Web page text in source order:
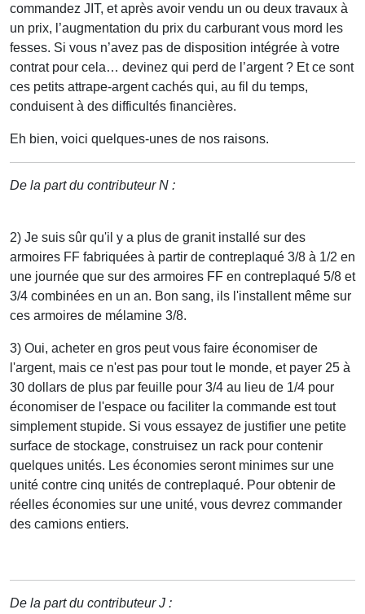
commandez JIT, et après avoir vendu un ou deux travaux à
un prix, l’augmentation du prix du carburant vous mord les
fesses. Si vous n’avez pas de disposition intégrée à votre
contrat pour cela… devinez qui perd de l’argent ? Et ce sont
ces petits attrape-argent cachés qui, au fil du temps,
conduisent à des difficultés financières.
Eh bien, voici quelques-unes de nos raisons.
De la part du contributeur N :
2) Je suis sûr qu'il y a plus de granit installé sur des
armoires FF fabriquées à partir de contreplaqué 3/8 à 1/2 en
une journée que sur des armoires FF en contreplaqué 5/8 et
3/4 combinées en un an. Bon sang, ils l'installent même sur
ces armoires de mélamine 3/8.
3) Oui, acheter en gros peut vous faire économiser de
l'argent, mais ce n'est pas pour tout le monde, et payer 25 à
30 dollars de plus par feuille pour 3/4 au lieu de 1/4 pour
économiser de l'espace ou faciliter la commande est tout
simplement stupide. Si vous essayez de justifier une petite
surface de stockage, construisez un rack pour contenir
quelques unités. Les économies seront minimes sur une
unité contre cinq unités de contreplaqué. Pour obtenir de
réelles économies sur une unité, vous devrez commander
des camions entiers.
De la part du contributeur J :